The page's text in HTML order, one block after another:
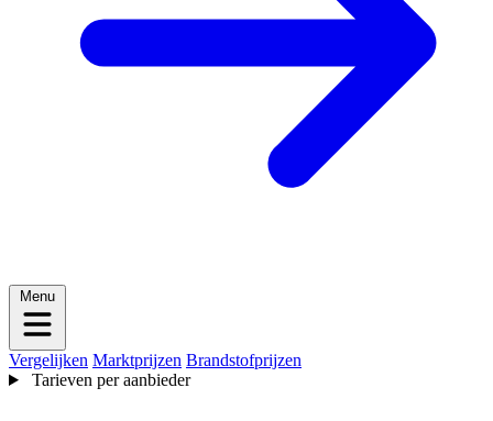
Menu
Vergelijken Marktprijzen Brandstofprijzen
Tarieven per aanbieder